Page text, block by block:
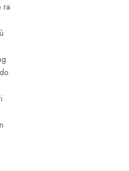
ra